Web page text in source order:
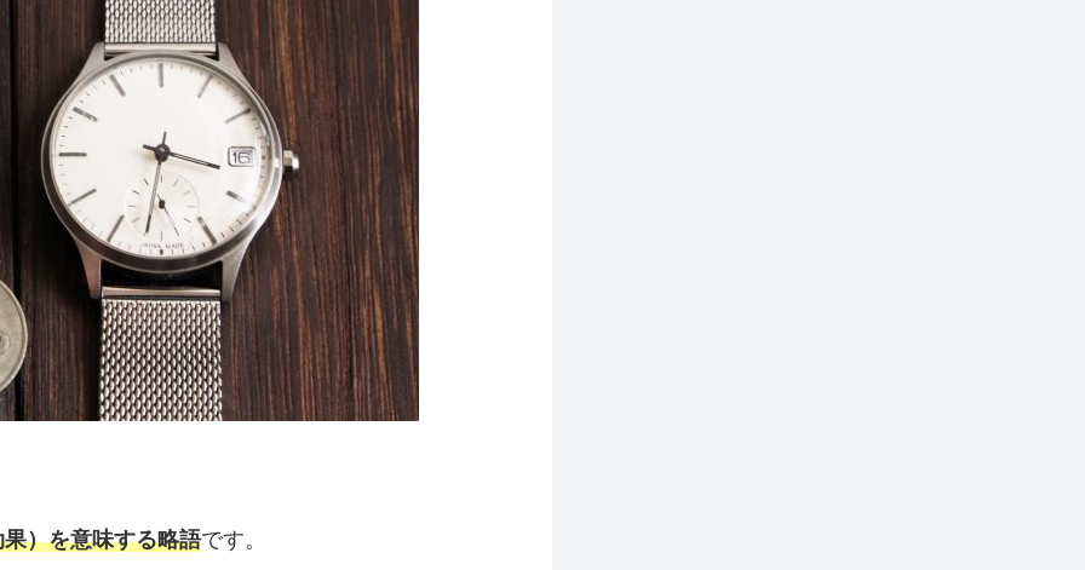
）を意味する略語です。